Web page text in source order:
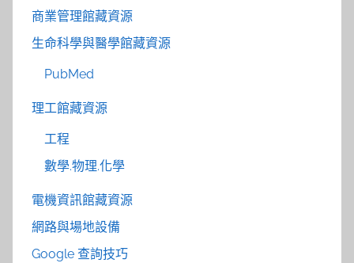
商業管理館藏資源
生命科學與醫學館藏資源
PubMed
理工館藏資源
工程
數學.物理.化學
電機資訊館藏資源
網路與場地設備
Google 查詢技巧